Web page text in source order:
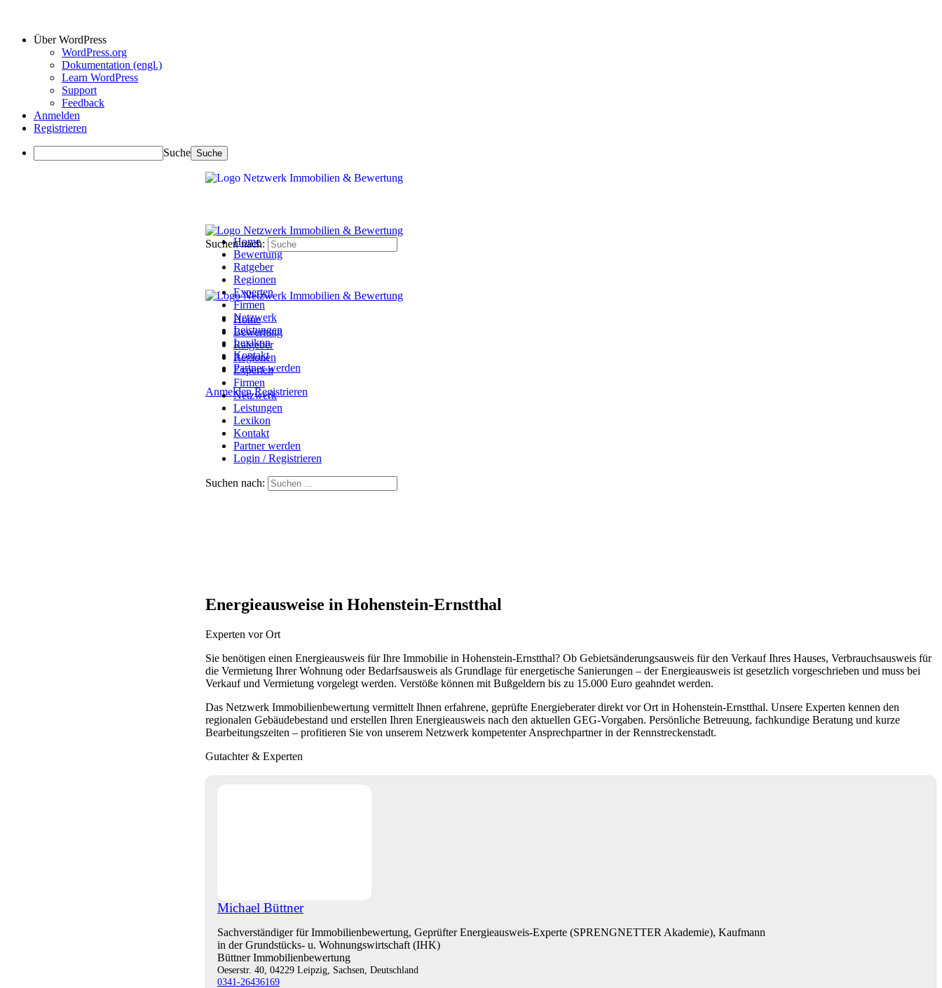
Über WordPress
WordPress.org
Dokumentation (engl.)
Learn WordPress
Support
Feedback
Anmelden
Registrieren
Suche
Home
Bewertung
Ratgeber
Regionen
Experten
Firmen
Netzwerk
Leistungen
Lexikon
Kontakt
Partner werden
Anmelden Registrieren
Suchen nach:
Home
Bewertung
Ratgeber
Regionen
Experten
Firmen
Netzwerk
Leistungen
Lexikon
Kontakt
Partner werden
Login / Registrieren
Suchen nach:
Energieausweise in Hohenstein-Ernstthal
Experten vor Ort
Sie benötigen einen Energieausweis für Ihre Immobilie in Hohenstein-Ernstthal? Ob Gebietsänderungsausweis für den Verkauf Ihres Hauses, Verbrauchsausweis für
die Vermietung Ihrer Wohnung oder Bedarfsausweis als Grundlage für energetische Sanierungen – der Energieausweis ist gesetzlich vorgeschrieben und muss bei
Verkauf und Vermietung vorgelegt werden. Verstöße können mit Bußgeldern bis zu 15.000 Euro geahndet werden.
Das Netzwerk Immobilienbewertung vermittelt Ihnen erfahrene, geprüfte Energieberater direkt vor Ort in Hohenstein-Ernstthal. Unsere Experten kennen den
regionalen Gebäudebestand und erstellen Ihren Energieausweis nach den aktuellen GEG-Vorgaben. Persönliche Betreuung, fachkundige Beratung und kurze
Bearbeitungszeiten – profitieren Sie von unserem Netzwerk kompetenter Ansprechpartner in der Rennstreckenstadt.
Gutachter & Experten
Michael Büttner
Sachverständiger für Immobilienbewertung, Geprüfter Energieausweis-Experte (SPRENGNETTER Akademie), Kaufmann
in der Grundstücks- u. Wohnungswirtschaft (IHK)
Büttner Immobilienbewertung
Oeserstr. 40, 04229 Leipzig, Sachsen, Deutschland
0341-26436169